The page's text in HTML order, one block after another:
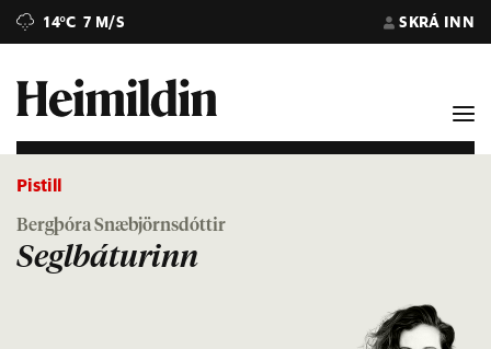
14°C 7 M/S SKRÁ INN
Pistill
Bergþóra Snæbjörnsdóttir
Seglbáturinn